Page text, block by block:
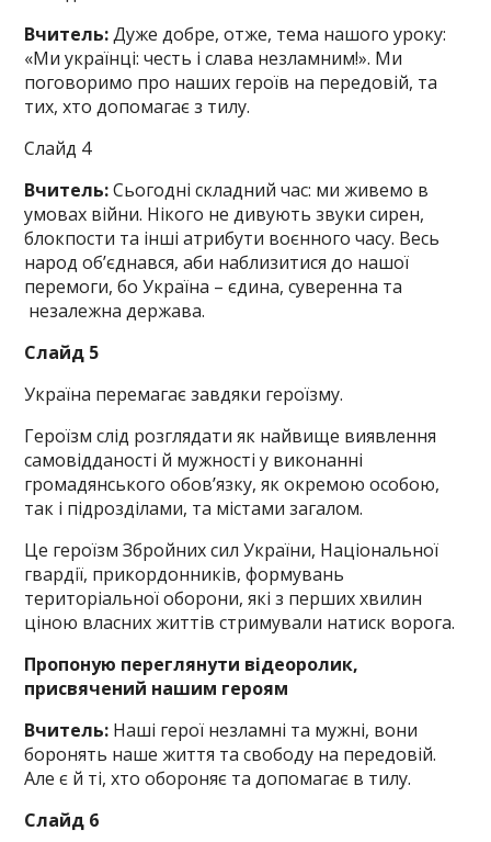
Вчитель:Дуже добре, отже, тема нашого уроку:
«Ми українці: честь і слава незламним!». Ми
поговоримо про наших героїв на передовій, та
тих, хто допомагає з тилу.
Слайд 4
Вчитель:Сьогодні складний час: ми живемо в
умовах війни. Нікого не дивують звуки сирен,
блокпости та інші атрибути воєнного часу. Весь
народ об’єднався, аби наблизитися до нашої
перемоги, бо Україна – єдина, суверенна та
незалежна держава.
Слайд 5
Україна перемагає завдяки героїзму.
Героїзм слід розглядати як найвище виявлення
самовідданості й мужності у виконанні
громадянського обов’язку, як окремою особою,
так і підрозділами, та містами загалом.
Це героїзм Збройних сил України, Національної
гвардії, прикордонників, формувань
територіальної оборони, які з перших хвилин
ціною власних життів стримували натиск ворога.
Пропоную переглянути відеоролик,
присвячений нашим героям
Вчитель: Наші герої незламні та мужні, вони
боронять наше життя та свободу на передовій.
Але є й ті, хто обороняє та допомагає в тилу.
Слайд 6